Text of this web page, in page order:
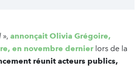
», annonçait Olivia Grégoire,
en novembre dernierlors de la
réunit acteurs publics,